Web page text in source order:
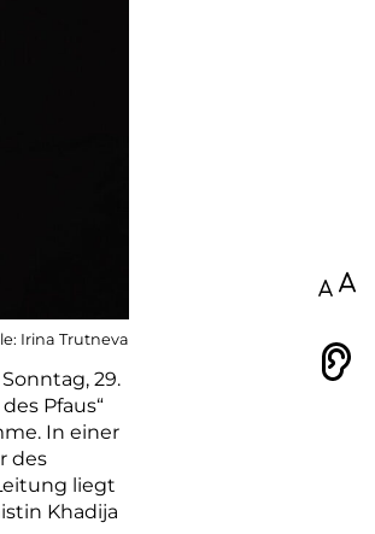
Irina Trutneva
29.
Pfaus“
In einer
des
liegt
Khadija